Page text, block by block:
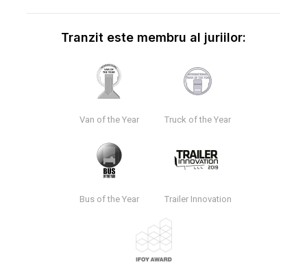
Tranzit este membru al juriilor:
Van of the Year Truck of the Year
Bus of the Year Trailer Innovation